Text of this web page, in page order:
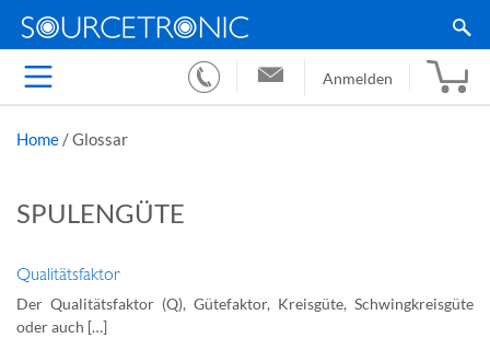
Anmelden
Home /Glossar
SPULENGÜTE
Qualitätsfaktor
Der Qualitätsfaktor (Q), Gütefaktor, Kreisgüte, Schwingkreisgüte
oder auch […]